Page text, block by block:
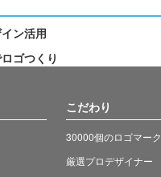
こだわり
30000個のロゴマーク
厳選プロデザイナー